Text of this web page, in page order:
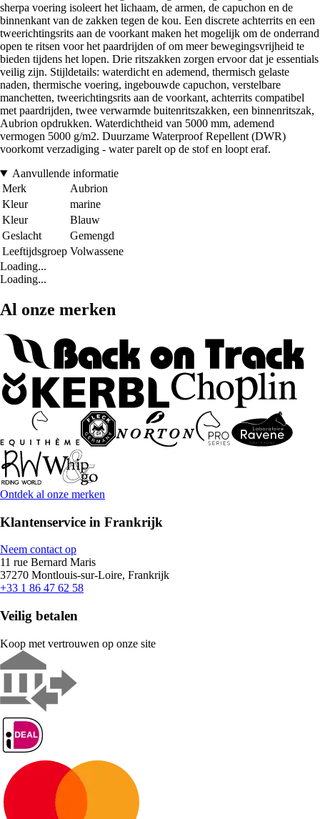
sherpa voering isoleert het lichaam, de armen, de capuchon en de
binnenkant van de zakken tegen de kou. Een discrete achterrits en een
tweerichtingsrits aan de voorkant maken het mogelijk om de onderrand
open te ritsen voor het paardrijden of om meer bewegingsvrijheid te
bieden tijdens het lopen. Drie ritszakken zorgen ervoor dat je essentials
veilig zijn. Stijldetails: waterdicht en ademend, thermisch gelaste
naden, thermische voering, ingebouwde capuchon, verstelbare
manchetten, tweerichtingsrits aan de voorkant, achterrits compatibel
met paardrijden, twee verwarmde buitenritszakken, een binnenritszak,
Aubrion opdrukken. Waterdichtheid van 5000 mm, ademend
vermogen 5000 g/m2. Duurzame Waterproof Repellent (DWR)
voorkomt verzadiging - water parelt op de stof en loopt eraf.
Aanvullende informatie
Merk
Aubrion
Kleur
marine
Kleur
Blauw
Geslacht
Gemengd
Leeftijdsgroep Volwassene
Loading...
Loading...
Al onze merken
Ontdek al onze merken
Klantenservice in Frankrijk
Neem contact op
11 rue Bernard Maris
37270 Montlouis-sur-Loire, Frankrijk
+33 1 86 47 62 58
Veilig betalen
Koop met vertrouwen op onze site